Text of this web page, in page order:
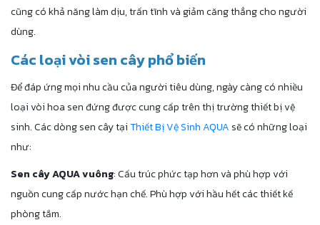
cũng có khả năng làm dịu, trấn tĩnh và giảm căng thẳng cho người
dùng.
Các loại vòi sen cây phổ biến
Để đáp ứng mọi nhu cầu của người tiêu dùng, ngày càng có nhiều
loại vòi hoa sen đứng được cung cấp trên thị trường thiết bị vệ
sinh. Các dòng sen cây tạiThiết Bị Vệ Sinh AQUA sẽ có những loại
như:
Sen cây AQUA vuông: Cấu trúc phức tạp hơn và phù hợp với
nguồn cung cấp nước hạn chế. Phù hợp với hầu hết các thiết kế
phòng tắm.